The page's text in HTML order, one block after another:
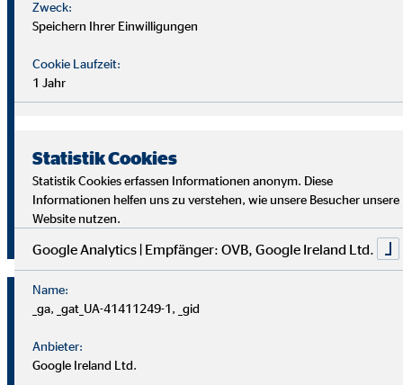
Kund*innen hineinzuversetzen.
Als Berater in brauchst du zudem eine gute Struktur, den
Überblick im Arbeitsalltag sowie analytische Fähigkeiten,
um die Ziele deiner Kundinnen richtig zu verstehen und
Starte auch du als OVB Finanzberater*in durch!
Jetzt klicken und bewerben!
Zweck:
Speichern Ihrer Einwilligungen
Cookie Laufzeit:
1 Jahr
Statistik Cookies
Statistik Cookies erfassen Informationen anonym. Diese
Informationen helfen uns zu verstehen, wie unsere Besucher unsere
Website nutzen.
Google Analytics | Empfänger: OVB, Google Ireland Ltd.
Name:
_ga, _gat_UA-41411249-1, _gid
Anbieter:
Google Ireland Ltd.